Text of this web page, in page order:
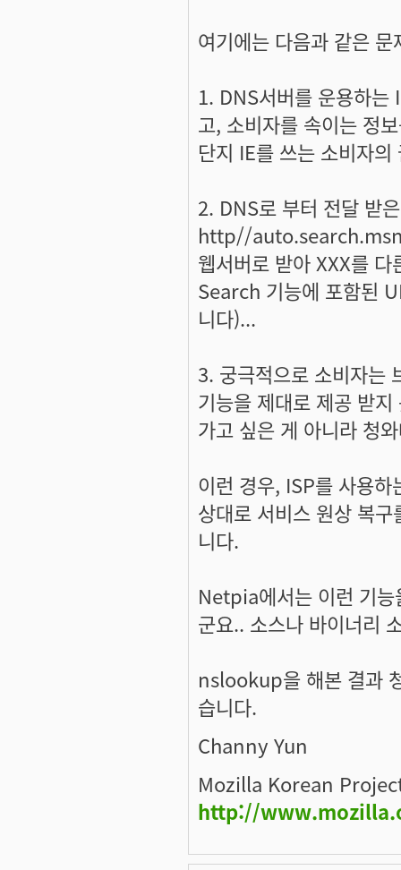
여기에는 다음과 같은
1. DNS서버를 운용하는
고, 소비자를 속이는 정
단지 IE를 쓰는 소비자
2. DNS로 부터 전달 받
http//
웹서버로 받아 XXX를
Search 기능에 포함된
니다)...
3. 궁극적으로 소비자는
기능을 제대로 제공 받
가고 싶은 게 아니라 청
이런 경우, ISP를 사용
상대로 서비스 원상 복
니다.
Netpia에서는 이런 기
군요.. 소스나 바이너리
nslookup을 해본 결과
습니다.
Channy Yun
Mozilla Korean
http://